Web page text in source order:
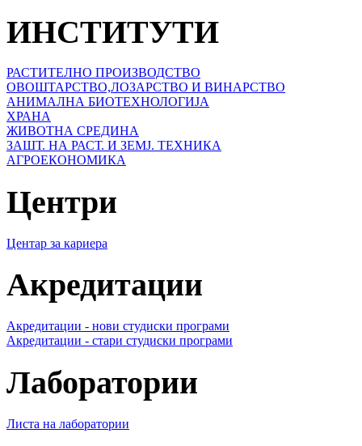
ИНСТИТУТИ
РАСТИТЕЛНО ПРОИЗВОДСТВО
ОВОШТАРСТВО,ЛОЗАРСТВО И ВИНАРСТВО
АНИМАЛНА БИОТЕХНОЛОГИЈА
ХРАНА
ЖИВОТНА СРЕДИНА
ЗАШТ. НА РАСТ. И ЗЕМЈ. ТЕХНИКА
АГРОЕКОНОМИКА
Центри
Центар за кариера
Акредитации
Акредитации - нови студиски програми
Акредитации - стари студиски програми
Лаборатории
Листа на лаборатории